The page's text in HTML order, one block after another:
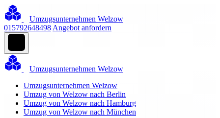
Umzugsunternehmen Welzow
015792648498 Angebot anfordern
Umzugsunternehmen Welzow
Umzugsunternehmen Welzow
Umzug von Welzow nach Berlin
Umzug von Welzow nach Hamburg
Umzug von Welzow nach München